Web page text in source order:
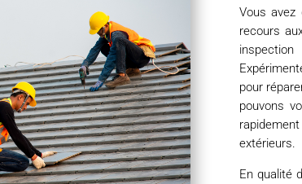
Vous avez
recours
pour
pouvons
extérieurs.
En qualité